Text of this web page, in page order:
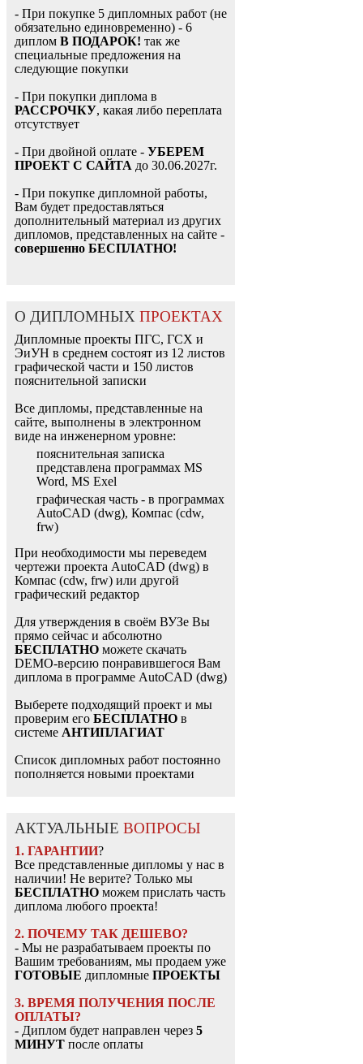
- При покупке 5 дипломных работ (не
обязательно единовременно) - 6
диплом В ПОДАРОК! так же
специальные предложения на
следующие покупки
- При покупки диплома в
РАССРОЧКУ, какая либо переплата
отсутствует
- При двойной оплате - УБЕРЕМ
ПРОЕКТ С САЙТА до 30.06.2027г.
- При покупке дипломной работы,
Вам будет предоставляться
дополнительный материал из других
дипломов, представленных на сайте -
совершенно БЕСПЛАТНО!
О ДИПЛОМНЫХ ПРОЕКТАХ
Дипломные проекты ПГС, ГСХ и
ЭиУН в среднем состоят из 12 листов
графической части и 150 листов
пояснительной записки
Все дипломы, представленные на
сайте, выполнены в электронном
виде на инженерном уровне:
пояснительная записка
представлена программах MS
Word, MS Exel
графическая часть - в программах
AutoCAD (dwg), Компас (cdw,
frw)
При необходимости мы переведем
чертежи проекта AutoCAD (dwg) в
Компас (cdw, frw) или другой
графический редактор
Для утверждения в своём ВУЗе Вы
прямо сейчас и абсолютно
БЕСПЛАТНО можете скачать
DEMO-версию понравившегося Вам
диплома в программе AutoCAD (dwg)
Выберете подходящий проект и мы
проверим его БЕСПЛАТНО в
системе АНТИПЛАГИАТ
Список дипломных работ постоянно
пополняется новыми проектами
АКТУАЛЬНЫЕ ВОПРОСЫ
1. ГАРАНТИИ?
Все представленные дипломы у нас в
наличии! Не верите? Только мы
БЕСПЛАТНО можем прислать часть
диплома любого проекта!
2. ПОЧЕМУ ТАК ДЕШЕВО?
- Мы не разрабатываем проекты по
Вашим требованиям, мы продаем уже
ГОТОВЫЕ дипломные ПРОЕКТЫ
3. ВРЕМЯ ПОЛУЧЕНИЯ ПОСЛЕ
ОПЛАТЫ?
- Диплом будет направлен через 5
МИНУТ после оплаты